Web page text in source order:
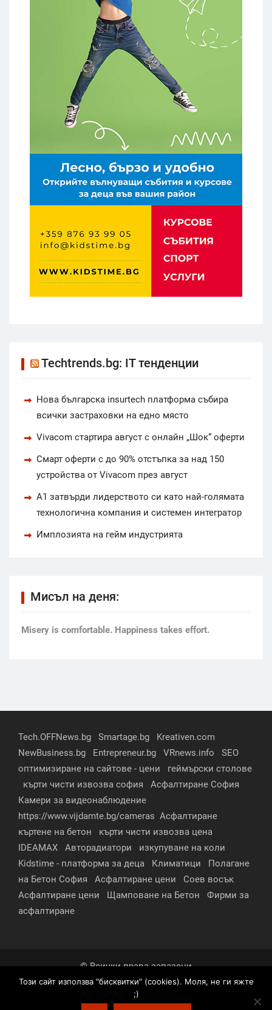
Techtrends.bg: IT тенденции
Нова българска insurtech платформа събира
всички застраховки на едно място
Vivacom стартира август с онлайн „Шок“ оферти
Смарт оферти с до 90% отстъпка за над 150
устройства от Vivacom през август
А1 затвърди лидерството си като най-голямата
технологична компания и системен интегратор
Имплозията на гейм индустрията
Мисъл на деня:
Мisery is comfortable. Happiness takes effort.
Tech.OFFNews.bg Smartage.bg
Kreativen.com
NewBusiness.bg
Entrepreneur.bg VRnews.info
SEO
оптимизиране на сайтове - цени
геймърски столове
кърти чисти извозва софия
Асфалтиране София
Камери за видеонаблюдение
https://www.vijdamte.bg/cameras Асфалтиране
къртене на бетон
кърти чисти извозва цена
IDEAMAX
Авторадиатори
изкупуване на коли
Kidstime - платформа за деца
Климатици
Полагане
на Бетон София
Асфалтиране цени
Соев восък
Асфалтиране цени
Щамповане на Бетон
Фирми за
асфалтиране
© Всички права запазени
За нас
Контакти Реклама
Партньори
Този сайт използва "бисквитки" (cookies). Моля, не ги яжте
;)